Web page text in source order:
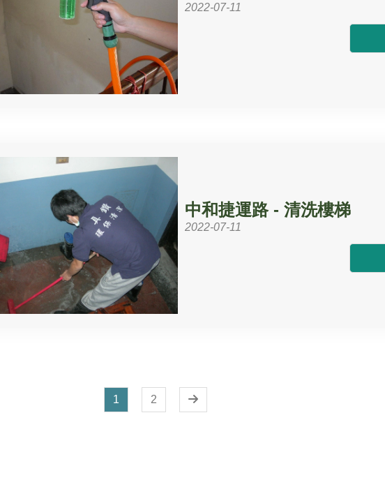
2022-07-11
中和捷運路 - 清洗樓梯
2022-07-11
1 2